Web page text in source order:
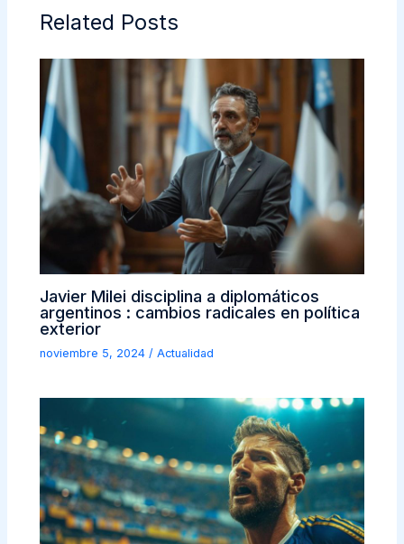
Related Posts
Javier Milei disciplina a diplomáticos
argentinos : cambios radicales en política
exterior
noviembre 5, 2024 /Actualidad